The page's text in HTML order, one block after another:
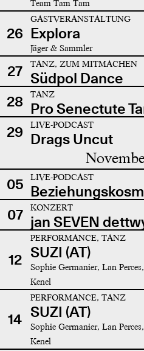
Team Tam Tam
26
GASTVERANSTALTUNG
Explora
Jäger & Sammler
27 TANZ, ZUM MITMACHEN
Südpol Dance
28
TANZ
Pro Senectute
29
LIVE-PODCAST
Drags Uncut
05 LIVE-PODCAST
07
KONZERT
jan SEVEN
12
PERFORMANCE, TANZ
SUZI (AT)
Sophie Germanier, Lan
Kenel
14
PERFORMANCE, TANZ
SUZI (AT)
Sophie Germanier, Lan
Kenel